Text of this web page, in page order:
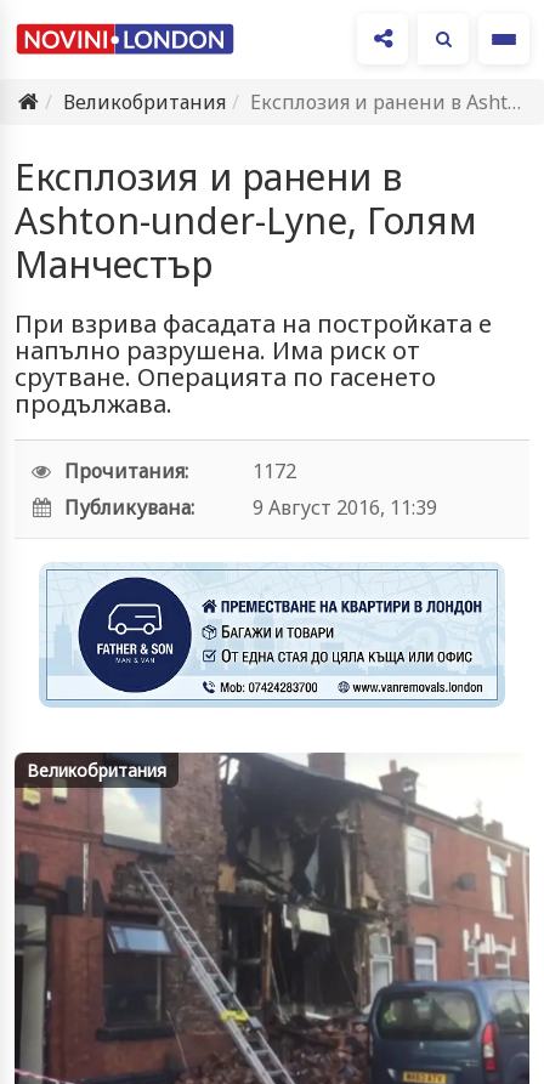
Великобритания
Експлозия и ранени в Ashton-under-Lyne, Голям Манчестър
Експлозия и ранени в
Ashton-under-Lyne, Голям
Манчестър
При взрива фасадата на постройката е
напълно разрушена. Има риск от
срутване. Операцията по гасенето
продължава.
Прочитания:
1172
Публикувана:
9 Август 2016, 11:39
Великобритания